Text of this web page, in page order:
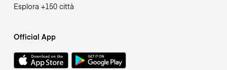
Esplora +150 città
Official App